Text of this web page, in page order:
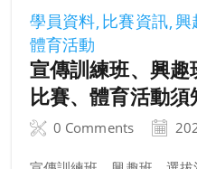
學員資料 比賽資訊 興
體育活動
宣傳訓練班、興
比賽、體育活動須
0 Comments